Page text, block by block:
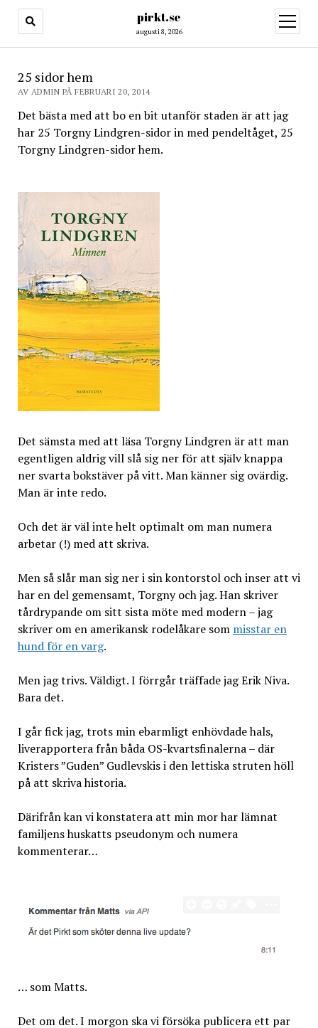
pirkt.se
augusti 8, 2026
öppna
meny
25 sidor hem
AV ADMIN PÅ FEBRUARI 20, 2014
Det bästa med att bo en bit utanför staden är att jag
har 25 Torgny Lindgren-sidor in med pendeltåget, 25
Torgny Lindgren-sidor hem.
Det sämsta med att läsa Torgny Lindgren är att man
egentligen aldrig vill slå sig ner för att själv knappa
ner svarta bokstäver på vitt. Man känner sig ovärdig.
Man är inte redo.
Och det är väl inte helt optimalt om man numera
arbetar (!) med att skriva.
Men så slår man sig ner i sin kontorstol och inser att vi
har en del gemensamt, Torgny och jag. Han skriver
tårdrypande om sitt sista möte med modern – jag
skriver om en amerikansk rodelåkare som misstar en
hund för en varg.
Men jag trivs. Väldigt. I förrgår träffade jag Erik Niva.
Bara det.
I går fick jag, trots min ebarmligt enhövdade hals,
liverapportera från båda OS-kvartsfinalerna – där
Kristers ”Guden” Gudlevskis i den lettiska struten höll
på att skriva historia.
Därifrån kan vi konstatera att min mor har lämnat
familjens huskatts pseudonym och numera
kommenterar…
… som Matts.
Det om det. I morgon ska vi försöka publicera ett par